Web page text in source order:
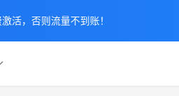
活，否则流量不到账！